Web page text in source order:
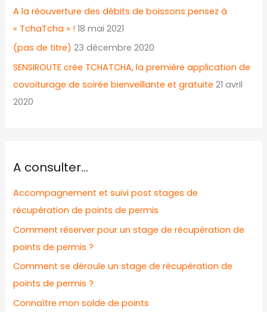
A la réouverture des débits de boissons pensez à
« TchaTcha » ! 18 mai 2021
(pas de titre) 23 décembre 2020
SENSIROUTE crée TCHATCHA, la première application de
covoiturage de soirée bienveillante et gratuite 21 avril
2020
A consulter…
Accompagnement et suivi post stages de
récupération de points de permis
Comment réserver pour un stage de récupération de
points de permis ?
Comment se déroule un stage de récupération de
points de permis ?
Connaître mon solde de points